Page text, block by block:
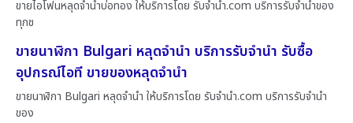
ขายไอโฟนหลุดจำนำบ่อทอง ให้บริการโดย รับจํานํา.com บริการรับจำนำของ
ทุกช
ขายนาฬิกา Bulgari หลุดจำนำ บริการรับจำนำ รับซื้อ
อุปกรณ์ไอที ขายของหลุดจำนำ
ขายนาฬิกา Bulgari หลุดจำนำ ให้บริการโดย รับจํานํา.com บริการรับจำนำ
ของ